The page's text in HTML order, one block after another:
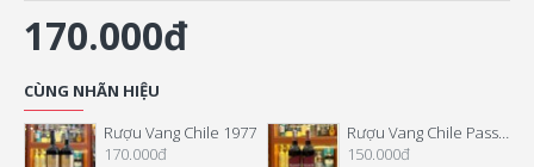
170.000đ
CÙNG NHÃN HIỆU
Rượu Vang Chile 1977
170.000đ
Rượu Vang Chile Passion Classic
150.000đ